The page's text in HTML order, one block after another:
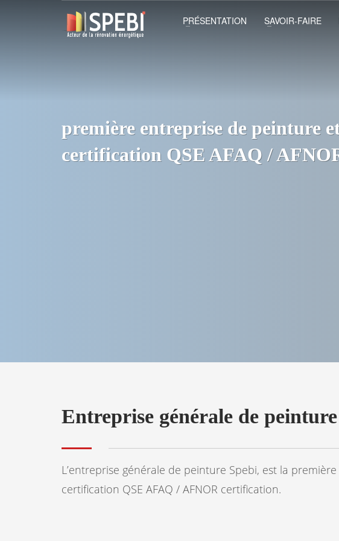
PRÉSENTATION SAVOIR-FAIRE
première entreprise de peinture
certification QSE AFAQ /
Entreprise générale de
L’entreprise générale de peinture Spebi, est la
certification QSE AFAQ / AFNOR certification.